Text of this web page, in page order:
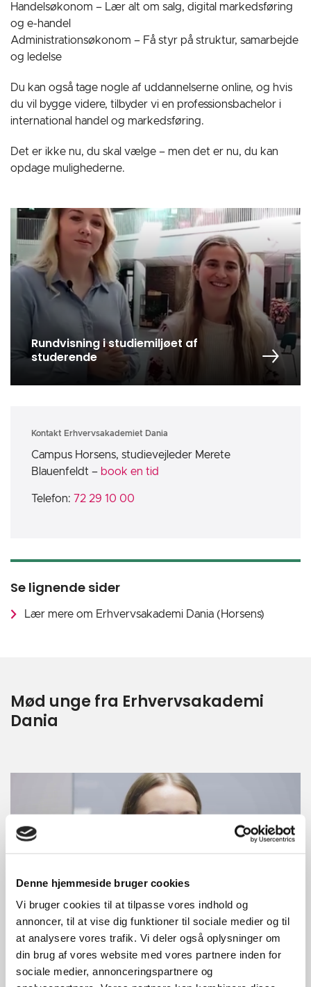
Denne hjemmeside bruger cookies
Vi bruger cookies til at tilpasse vores indhold og
annoncer, til at vise dig funktioner til sociale medier og til
at analysere vores trafik. Vi deler også oplysninger om
din brug af vores website med vores partnere inden for
sociale medier, annonceringspartnere og
Handelsøkonom – Lær alt om salg, digital markedsføring
og e-handel
Administrationsøkonom – Få styr på struktur, samarbejde
og ledelse
Du kan også tage nogle af uddannelserne online, og hvis
du vil bygge videre, tilbyder vi en professionsbachelor i
international handel og markedsføring.
Det er ikke nu, du skal vælge – men det er nu, du kan
opdage mulighederne.
Rundvisning i studiemiljøet af
studerende
Kontakt Erhvervsakademiet Dania
Campus Horsens, studievejleder Merete
Blauenfeldt – book en tid
Telefon: 72 29 10 00
Se lignende sider
Lær mere om Erhvervsakademi Dania (Horsens)
Mød unge fra Erhvervsakademi
Dania
Markedsføringsøkonom
Har du en passion for marketing og drømmer om
at gøre det til din karriere?